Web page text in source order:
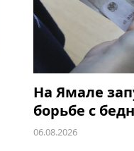
На Ямале
борьбе с
06.08.2026